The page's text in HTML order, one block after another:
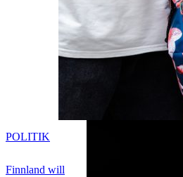
Finnland will
POLITIK